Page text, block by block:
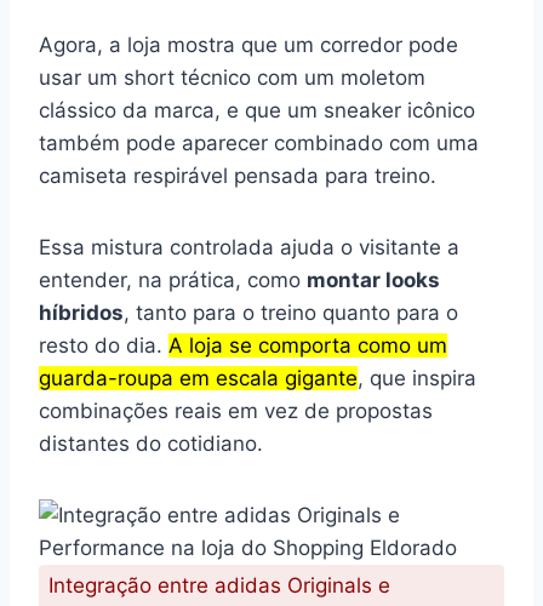
Agora, a loja mostra que um corredor pode
usar um short técnico com um moletom
clássico da marca, e que um sneaker icônico
também pode aparecer combinado com uma
camiseta respirável pensada para treino.
Essa mistura controlada ajuda o visitante a
entender, na prática, como montar looks
híbridos, tanto para o treino quanto para o
resto do dia. A loja se comporta como um
guarda-roupa em escala gigante, que inspira
combinações reais em vez de propostas
distantes do cotidiano.
Integração entre adidas Originals e